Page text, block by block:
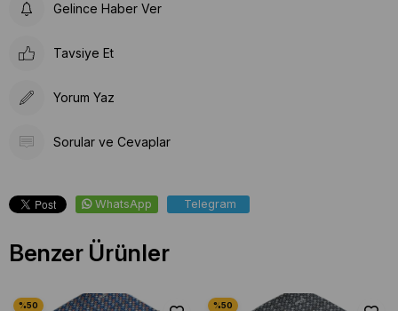
Gelince Haber Ver
Tavsiye Et
Yorum Yaz
Sorular ve Cevaplar
WhatsApp Telegram
Benzer Ürünler